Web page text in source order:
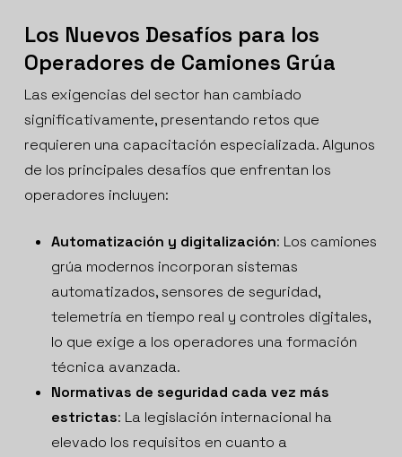
Los Nuevos Desafíos para los
Operadores de Camiones Grúa
Las exigencias del sector han cambiado
significativamente, presentando retos que
requieren una capacitación especializada. Algunos
de los principales desafíos que enfrentan los
operadores incluyen:
Automatización y digitalización: Los camiones
grúa modernos incorporan sistemas
automatizados, sensores de seguridad,
telemetría en tiempo real y controles digitales,
lo que exige a los operadores una formación
técnica avanzada.
Normativas de seguridad cada vez más
estrictas: La legislación internacional ha
elevado los requisitos en cuanto a